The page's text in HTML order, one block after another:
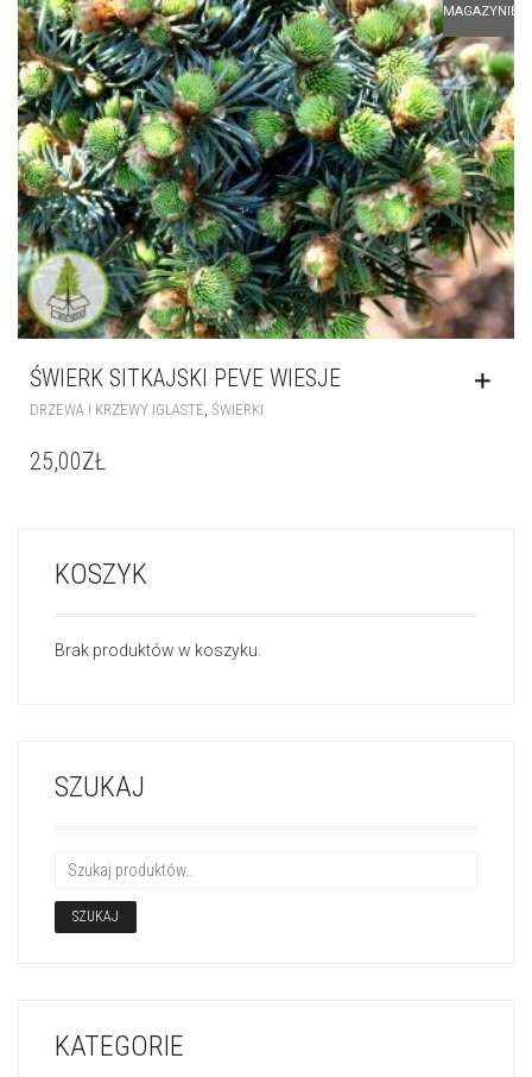
MAGAZYNIE
ŚWIERK SITKAJSKI PEVE WIESJE
DRZEWA I KRZEWY IGLASTE ŚWIERKI
25,00ZŁ
KOSZYK
Brak produktów w koszyku.
SZUKAJ
SZUKAJ
KATEGORIE